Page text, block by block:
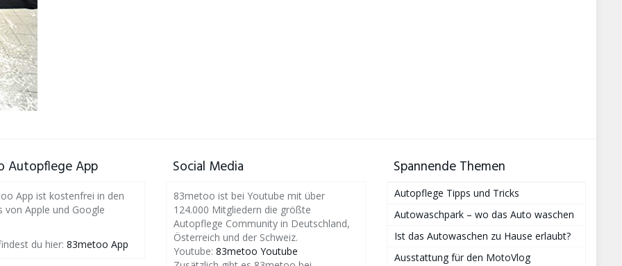
Autopflege App
App ist kostenfrei in den
von Apple und Google
du hier: 83metoo App
Social Media
83metoo ist bei Youtube mit über
124.000 Mitgliedern die größte
Autopflege Community in Deutschland,
Österreich und der Schweiz.
Youtube: 83metoo Youtube
Spannende Themen
Autopflege Tipps und Tricks
Autowaschpark – wo das Auto waschen
Ist das Autowaschen zu Hause erlaubt?
Ausstattung für den MotoVlog